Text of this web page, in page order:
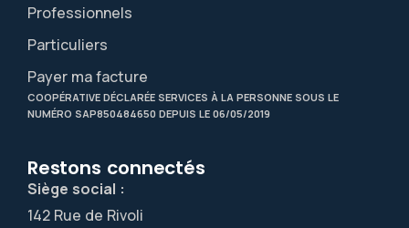
Professionnels
Particuliers
Payer ma facture
COOPÉRATIVE DÉCLARÉE SERVICES À LA PERSONNE SOUS LE
NUMÉRO SAP850484650 DEPUIS LE 06/05/2019
Restons connectés
Siège social :
142 Rue de Rivoli